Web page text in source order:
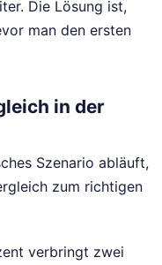
Die Lösung ist,
man den ersten
in der
Szenario abläuft,
zum richtigen
verbringt zwei